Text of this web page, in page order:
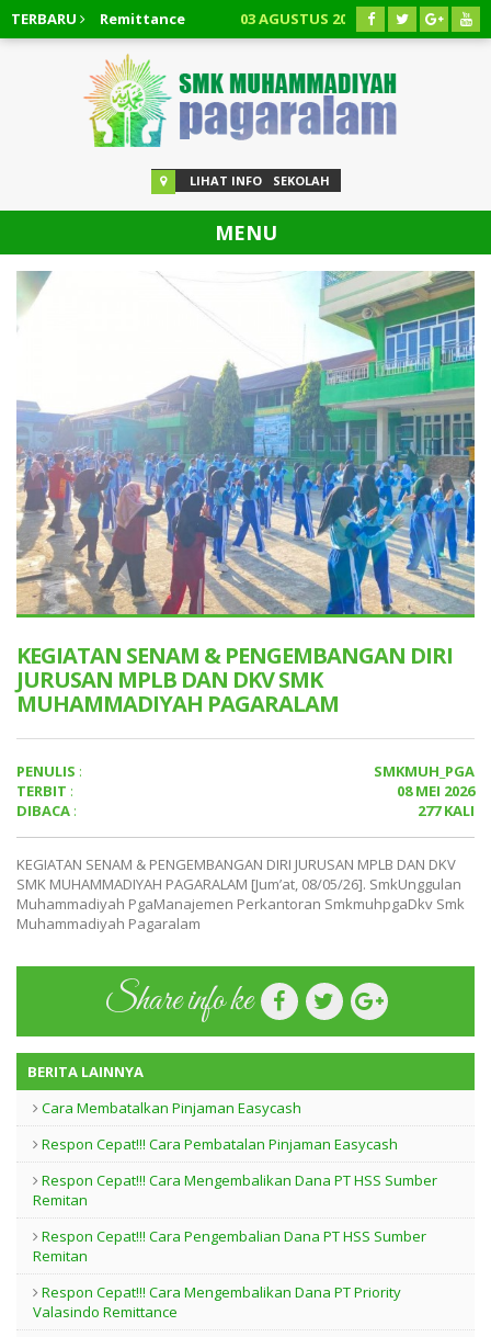
TERBARURemittance 03 AGUSTUS 2026/Respon Cepat!!!
03 AGUSTUS 2026/Cara Membatalkan Pinjaman Easycash
LIHAT INFO SEKOLAH
MENU
KEGIATAN SENAM & PENGEMBANGAN DIRI
JURUSAN MPLB DAN DKV SMK
MUHAMMADIYAH PAGARALAM
PENULIS :
SMKMUH_PGA
TERBIT :
08 MEI 2026
DIBACA : 277 KALI
KEGIATAN SENAM & PENGEMBANGAN DIRI JURUSAN MPLB DAN DKV
SMK MUHAMMADIYAH PAGARALAM [Jum’at, 08/05/26]. SmkUnggulan
Muhammadiyah PgaManajemen Perkantoran SmkmuhpgaDkv Smk
Muhammadiyah Pagaralam
Share info ke
BERITA LAINNYA
Cara Membatalkan Pinjaman Easycash
Respon Cepat!!! Cara Pembatalan Pinjaman Easycash
Respon Cepat!!! Cara Mengembalikan Dana PT HSS Sumber
Remitan
Respon Cepat!!! Cara Pengembalian Dana PT HSS Sumber
Remitan
Respon Cepat!!! Cara Mengembalikan Dana PT Priority
Valasindo Remittance